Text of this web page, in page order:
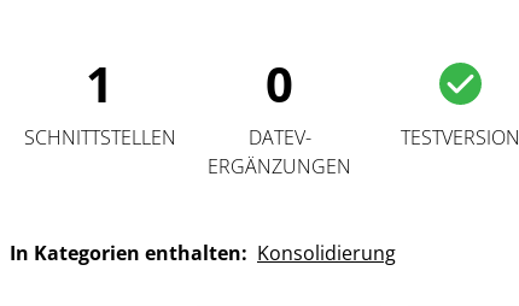
1
SCHNITTSTELLEN
0
DATEV-
ERGÄNZUNGEN
TESTVERSION
In Kategorien enthalten: Konsolidierung